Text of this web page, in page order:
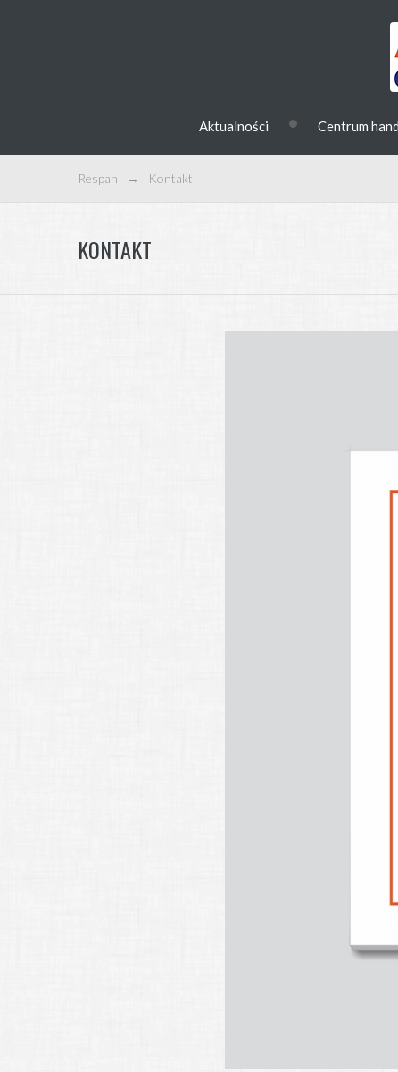
Aktualności • Centrum
Respan → Kontakt
KONTAKT